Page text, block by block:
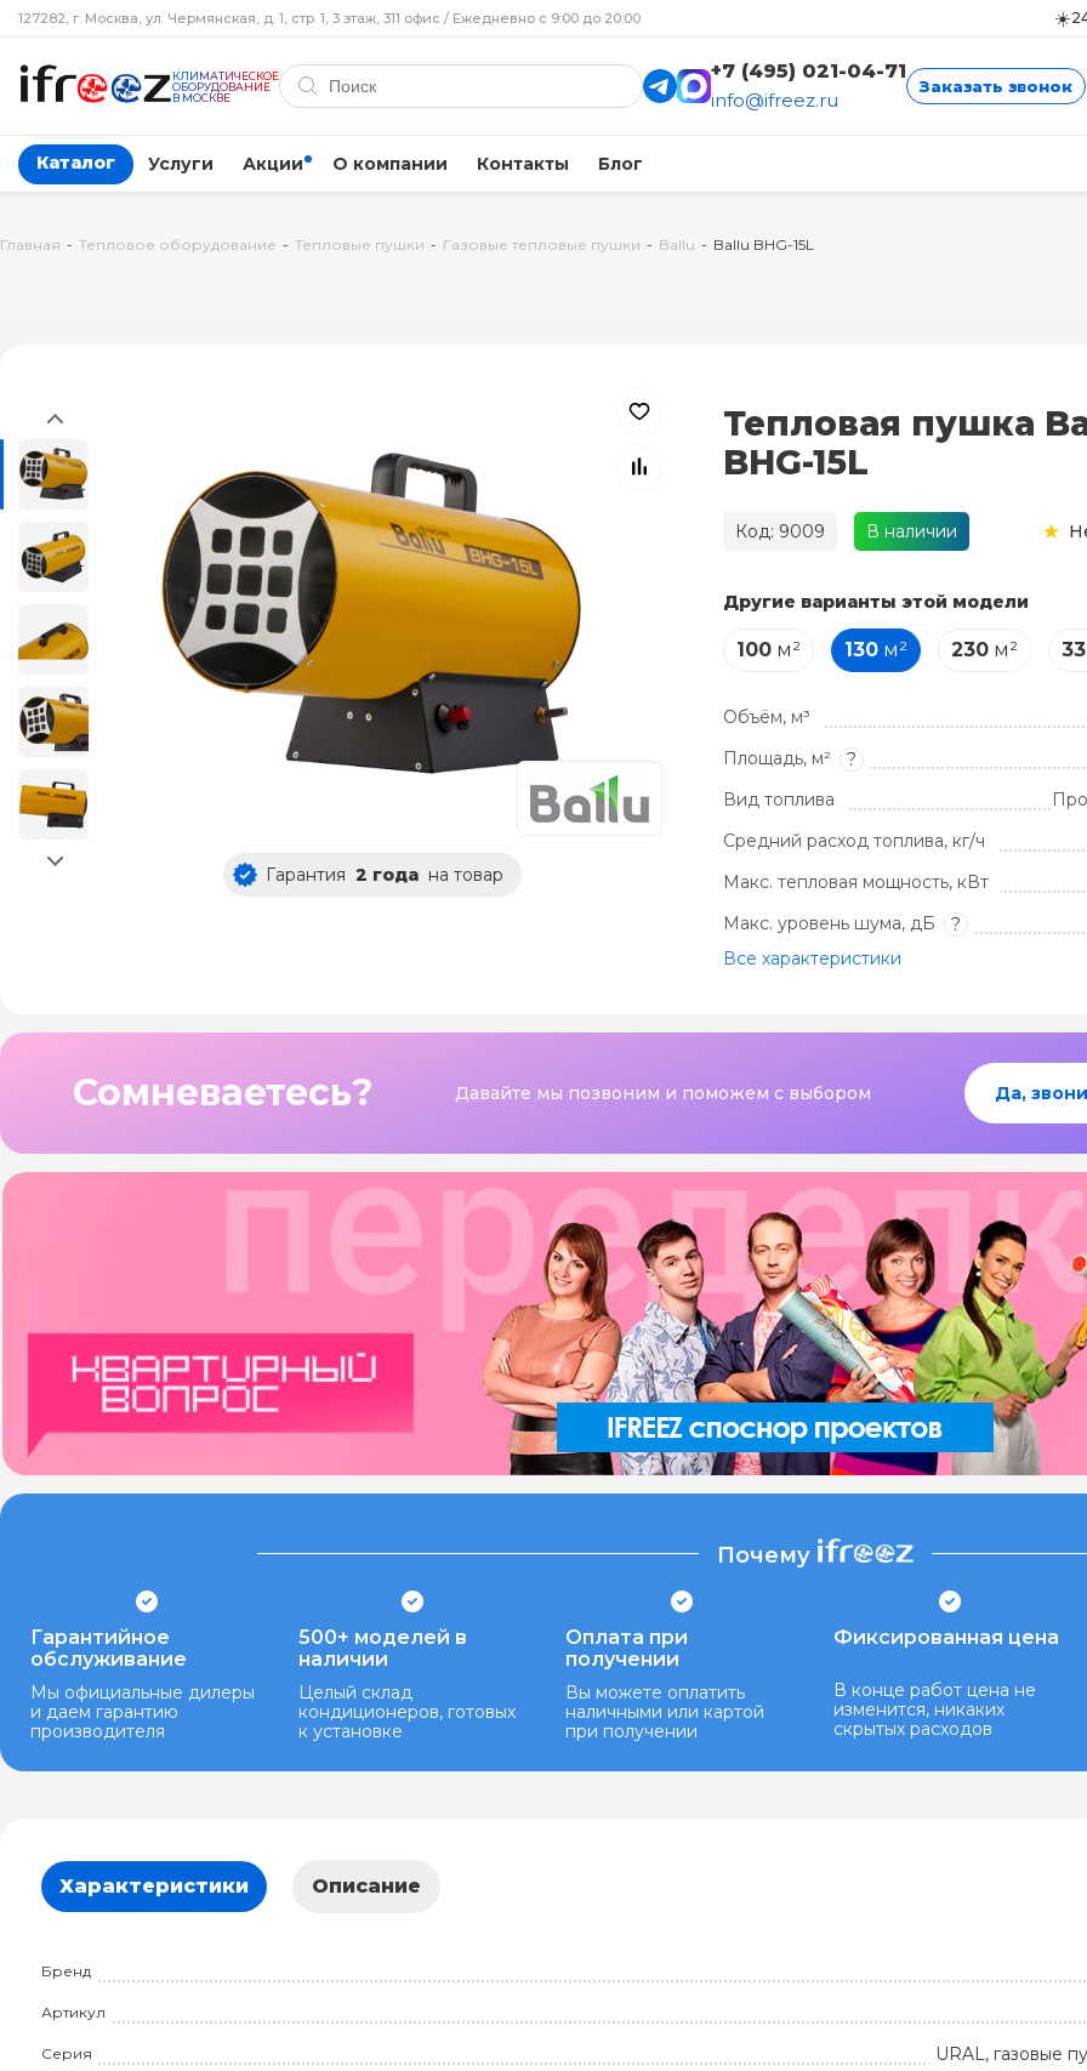
127282, г. Москва, ул. Чермянская, д. 1, стр. 1, 3 этаж, 311 офис / Ежедневно с 9:00 до 20:00 ☀️
КЛИМАТИЧЕСКОЕ
ОБОРУДОВАНИЕ
В МОСКВЕ
+7 (495) 021-04-71
info@ifreez.ru
Заказать звонок
Каталог Услуги Акции О компании Контакты Блог
Главная - Тепловое оборудование - Тепловые пушки - Газовые тепловые пушки - Ballu - Ballu BHG-15L
Гарантия 2 года на товар
Тепловая пушка
BHG-15L
Код: 9009 В наличии
Другие варианты этой модели
100м² 130м² 230м²
Объём, м³
Площадь, м²
?
Вид топлива
Средний расход топлива, кг/ч
Макс. тепловая мощность, кВт
Макс. уровень шума, дБ
?
Все характеристики
Сомневаетесь? Давайте мы позвоним и поможем с выбором Да,
Почему
Гарантийное
обслуживание
Мы официальные дилеры
и даем гарантию
производителя
500+ моделей в
наличии
Целый склад
кондиционеров, готовых
к установке
Оплата при
получении
Вы можете оплатить
наличными или картой
при получении
Фиксированная цена
В конце работ цена не
изменится, никаких
скрытых расходов
Характеристики Описание
Бренд
Артикул
Серия URAL, газовые